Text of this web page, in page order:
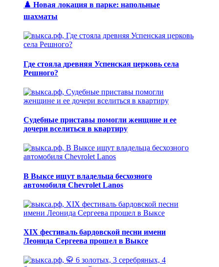
♟️ Новая локация в парке: напольные
шахматы
Где стояла древняя Успенская церковь села
Решного?
Судебные приставы помогли женщине и ее
дочери вселиться в квартиру
В Выксе ищут владельца бесхозного
автомобиля Chevrolet Lanos
XIX фестиваль бардовской песни имени
Леонида Сергеева прошел в Выксе